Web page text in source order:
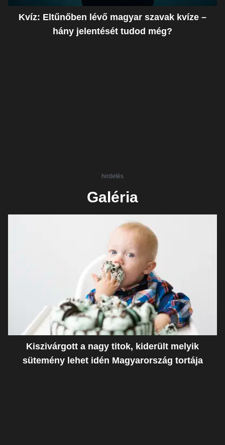
Kvíz: Eltűnőben lévő magyar szavak kvíze –
hány jelentését tudod még?
hirdetés
Galéria
Kiszivárgott a nagy titok, kiderült melyik
sütemény lehet idén Magyarország tortája